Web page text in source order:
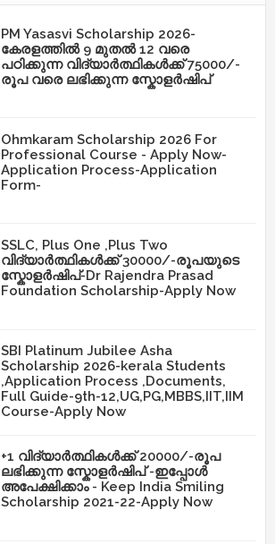
PM Yasasvi Scholarship 2026-
കേരളത്തിൽ 9 മുതൽ 12 വരെ
പഠിക്കുന്ന വിദ്യാർത്ഥികൾക്ക് 75000/-
രൂപ വരെ ലഭിക്കുന്ന സ്കോളർഷിപ്
Ohmkaram Scholarship 2026 For
Professional Course - Apply Now-
Application Process-Application
Form-
SSLC, Plus One ,Plus Two
വിദ്യാർത്ഥികൾക്ക് 30000/-രൂപയുടെ
സ്കോളർഷിപ്-Dr Rajendra Prasad
Foundation Scholarship-Apply Now
SBI Platinum Jubilee Asha
Scholarship 2026-kerala Students
,Application Process ,Documents,
Full Guide-9th-12,UG,PG,MBBS,IIT,IIM
Course-Apply Now
+1 വിദ്യാർത്ഥികൾക്ക് 20000/-രൂപ
ലഭിക്കുന്ന സ്കോളർഷിപ് -ഇപ്പോൾ
അപേക്ഷിക്കാം - Keep India Smiling
Scholarship 2021-22-Apply Now